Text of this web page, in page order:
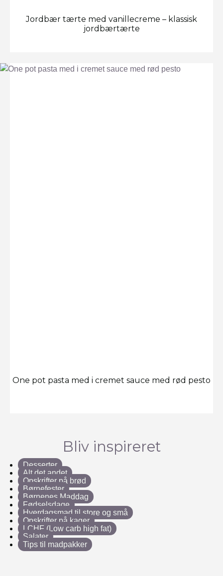
Jordbær tærte med vanillecreme – klassisk
jordbærtærte
One pot pasta med i cremet sauce med rød pesto
Bliv inspireret
Desserter
Alt det andet
Opskrifter på brød
Børnefester
Børnenes Maddag
Fødselsdage
Hverdagsmad til store og små
Opskrifter på kager
LCHF (Low carb high fat)
Salater
Tips til madpakker